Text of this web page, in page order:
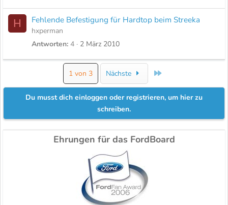
H Fehlende Befestigung für Hardtop beim Streeka
hxperman
Antworten 4 2 März 2010
1 von 3 Nächste Letzte
Du musst dich einloggen oder registrieren, um hier zu
schreiben.
Ehrungen für das FordBoard